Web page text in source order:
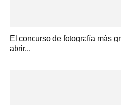
El concurso de fotografía más
abrir...